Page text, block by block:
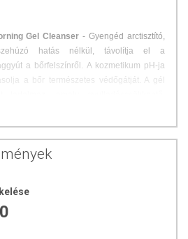
Gel Cleanser - Gyengéd arctisztító,
hatás nélkül, távolítja el a
a bőrfelszínről. A kozmetikum pH-ja
a bőr természetes védőgátját. A gél
tulajdonságokkal rendelkezik,
kivonatát, amely szabályozza a
minden bőrtípusra ajánlott,
és érzékeny bőrre.
gyulladáscsökkentő és összehúzó
0